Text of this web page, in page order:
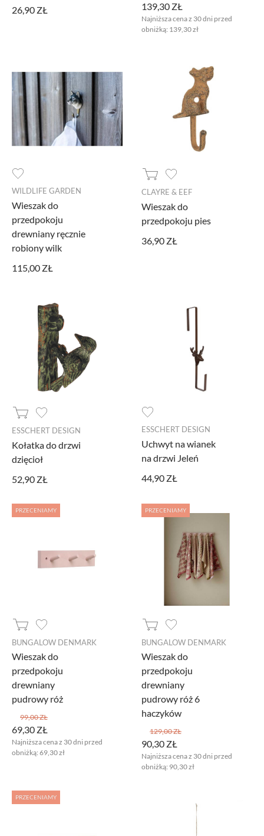
26,90 ZŁ
139,30 ZŁ
Najniższa cena z 30 dni przed
obniżką: 139,30 zł
WILDLIFE GARDEN
Wieszak do
przedpokoju
drewniany ręcznie
robiony wilk
115,00 ZŁ
CLAYRE & EEF
Wieszak do
przedpokoju pies
36,90 ZŁ
ESSCHERT DESIGN
Kołatka do drzwi
dzięcioł
52,90 ZŁ
ESSCHERT DESIGN
Uchwyt na wianek
na drzwi Jeleń
44,90 ZŁ
PRZECENIAMY
BUNGALOW DENMARK
Wieszak do
przedpokoju
drewniany
pudrowy róż
69,30 ZŁ
99,00 ZŁ
Najniższa cena z 30 dni przed
obniżką: 69,30 zł
PRZECENIAMY
BUNGALOW DENMARK
Wieszak do
przedpokoju
drewniany
pudrowy róż 6
haczyków
90,30 ZŁ
129,00 ZŁ
Najniższa cena z 30 dni przed
obniżką: 90,30 zł
PRZECENIAMY
informacje przez nie gromadzone były przetwarzane przez
administratora tej strony oraz dostawców narzędzi zewnętrznych na
polityce prywatności.